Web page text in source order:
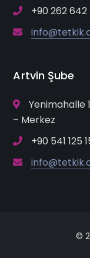
+90 262 642
Artvin Şube
Yenimahalle
– Merkez
+90 541 125
©